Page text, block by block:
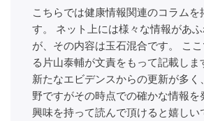
こちらでは健康情報関連のコラムを
す。 ネット上には様々な情報があ
が、その内容は玉石混合です。 こ
る片山泰輔が文責をもって記載しま
新たなエビデンスからの更新が多く
野ですがその時点での確かな情報を
興味を持って読んで頂けると嬉しい